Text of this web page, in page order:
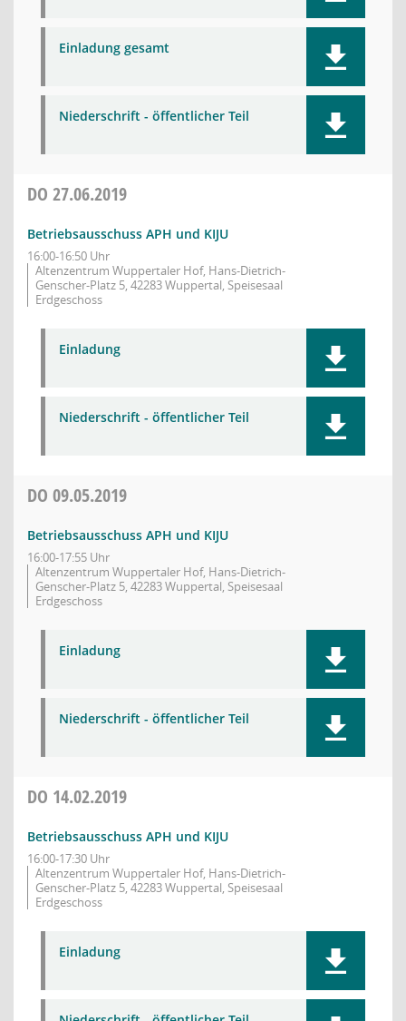
Einladung gesamt
Niederschrift - öffentlicher Teil
DO 27.06.2019
Betriebsausschuss APH und KIJU
16:00-16:50 Uhr
Altenzentrum Wuppertaler Hof, Hans-Dietrich-
Genscher-Platz 5, 42283 Wuppertal, Speisesaal
Erdgeschoss
Einladung
Niederschrift - öffentlicher Teil
DO 09.05.2019
Betriebsausschuss APH und KIJU
16:00-17:55 Uhr
Altenzentrum Wuppertaler Hof, Hans-Dietrich-
Genscher-Platz 5, 42283 Wuppertal, Speisesaal
Erdgeschoss
Einladung
Niederschrift - öffentlicher Teil
DO 14.02.2019
Betriebsausschuss APH und KIJU
16:00-17:30 Uhr
Altenzentrum Wuppertaler Hof, Hans-Dietrich-
Genscher-Platz 5, 42283 Wuppertal, Speisesaal
Erdgeschoss
Einladung